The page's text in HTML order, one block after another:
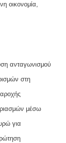
οικονομία,
ανταγωνισμού
στη
μέσω
για